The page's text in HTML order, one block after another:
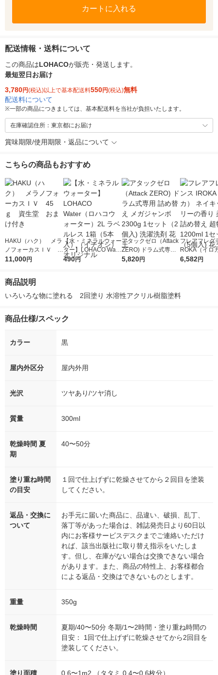
カートに入れる
配送情報・送料について
この商品はLOHACOが販売・発送します。
最短翌日お届け
3,780円(税込)以上で基本配送料550円(税込)無料
配送料について
※一部の商品につきましては、基本配送料を当社が負担いたします。
在庫確認住所：東京都にお届け
賞味期限/使用期限・返品について
こちらの商品もおすすめ
HAKU（ハク） メラ
ノフォーカスＩＶ 4
5ｇ 資生堂 おまけ
11,000円
【水・ミネラルウォー
ター】LOHACO Wate
r（ロハコウォータ
490円
アタックゼロ（Attack
ZERO) ドラム式専用
詰め替え メガジャン
5,820円
フレアフレグ
ROKA（イロ
イキッドリリ
6,582円
商品説明
いろいろな物に塗れる　2回塗り 水溶性アクリル樹脂塗料
商品仕様/スペック
カラー 黒
屋内外区分 屋内外用
光沢 ツヤあり/ツヤ消し
質量 300ml
乾燥時間 夏
期
40〜50分
塗り重ね時間
の目安
１回で仕上げずに乾燥させてから２回目を塗装
してください。
返品・交換に
ついて
お手元に届いた商品に、品違い、破損、乱丁、
落丁等があった場合は、雑誌発売日より60日以
内にお客様サービスデスクまでご連絡いただけ
れば、該当出版社に取り替え指示をいたしま
す。但し、在庫がない場合は交換できない場合
があります。また、商品の特性上、お客様都合
による返品・交換はできないものとします。
重量 350g
乾燥時間
夏期/40〜50分 冬期/1〜2時間・塗り重ね時間の
目安： 1回で仕上げずに乾燥させてから2回目を
塗装してください。
塗り面積 0.6〜1m2 （タタミ 0.4〜0.6枚分）